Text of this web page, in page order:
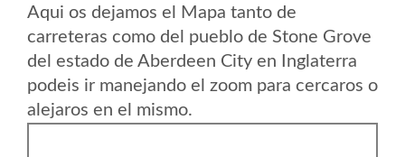
Aqui os dejamos el Mapa tanto de
carreteras como del pueblo de Stone Grove
del estado de Aberdeen City en Inglaterra
podeis ir manejando el zoom para cercaros o
alejaros en el mismo.